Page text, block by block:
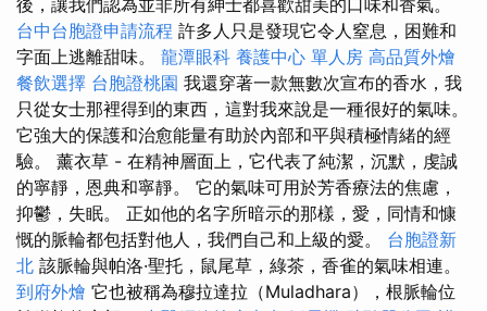
後，讓我們認為並非所有紳士都喜歡甜美的口味和香氣。
台中台胞證申請流程 許多人只是發現它令人窒息，困難和
字面上逃離甜味。 龍潭眼科 養護中心 單人房 高品質外燴
餐飲選擇 台胞證桃園 我還穿著一款無數次宣布的香水，我
只從女士那裡得到的東西，這對我來說是一種很好的氣味。
它強大的保護和治愈能量有助於內部和平與積極情緒的經
驗。 薰衣草 - 在精神層面上，它代表了純潔，沉默，虔誠
的寧靜，恩典和寧靜。 它的氣味可用於芳香療法的焦慮，
抑鬱，失眠。 正如他的名字所暗示的那樣，愛，同情和慷
慨的脈輪都包括對他人，我們自己和上級的愛。 台胞證新
北 該脈輪與帕洛·聖托，鼠尾草，綠茶，香雀的氣味相連。
到府外燴 它也被稱為穆拉達拉（Muladhara），根脈輪位